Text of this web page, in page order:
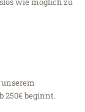
250€ beginnt.